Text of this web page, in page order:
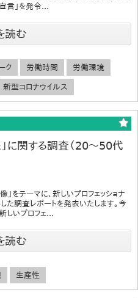
言」を発令...
読む
ク 労働時間 労働環境
新型コロナウイルス
」に関する調査（20～50代
」をテーマに、新しいプロフェッショナ
た調査レポートを発表いたします。今
しいプロフェ...
読む
生産性